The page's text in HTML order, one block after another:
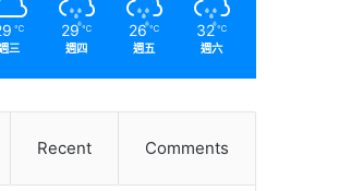
℃
三
29 ℃
週四
26 ℃
週五
32 ℃
週六
Recent Comments